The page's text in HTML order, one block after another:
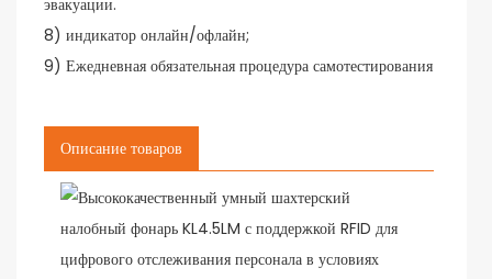
эвакуации.
8) индикатор онлайн/офлайн;
9) Ежедневная обязательная процедура самотестирования
Описание товаров